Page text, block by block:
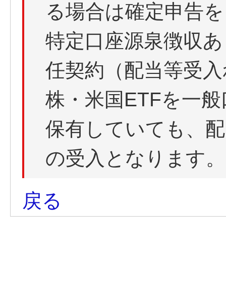
る場合は確定申告
特定口座源泉徴収
任契約（配当等受
株・米国ETFを一
保有していても、
の受入となります。
戻る